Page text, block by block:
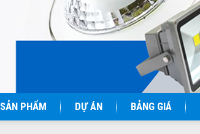
SẢN PHẨM DỰ ÁN BẢNG GIÁ